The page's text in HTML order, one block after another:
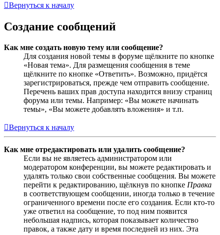
Вернуться к началу
Создание сообщений
Как мне создать новую тему или сообщение?
Для создания новой темы в форуме щёлкните по кнопке
«Новая тема». Для размещения сообщения в теме
щёлкните по кнопке «Ответить». Возможно, придётся
зарегистрироваться, прежде чем отправить сообщение.
Перечень ваших прав доступа находится внизу страниц
форума или темы. Например: «Вы можете начинать
темы», «Вы можете добавлять вложения» и т.п.
Вернуться к началу
Как мне отредактировать или удалить сообщение?
Если вы не являетесь администратором или
модератором конференции, вы можете редактировать и
удалять только свои собственные сообщения. Вы можете
перейти к редактированию, щёлкнув по кнопке Правка
в соответствующем сообщении, иногда только в течение
ограниченного времени после его создания. Если кто-то
уже ответил на сообщение, то под ним появится
небольшая надпись, которая показывает количество
правок, а также дату и время последней из них. Эта